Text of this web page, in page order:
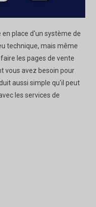
en place d'un système de
technique, mais même
les pages de vente
vous avez besoin pour
aussi simple qu'il peut
les services de